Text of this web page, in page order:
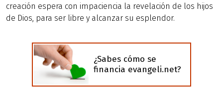
creación espera con impaciencia la revelación de los hijos
de Dios, para ser libre y alcanzar su esplendor.
¿Sabes cómo se
financia evangeli.net?